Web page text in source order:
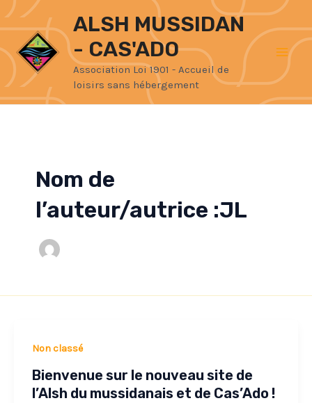
Aller
au
contenu
ALSH MUSSIDAN
- CAS'ADO
Association Loi 1901 - Accueil de
loisirs sans hébergement
Nom de
l’auteur/autrice :JL
Non classé
Bienvenue sur le nouveau site de
l’Alsh du mussidanais et de Cas’Ado !